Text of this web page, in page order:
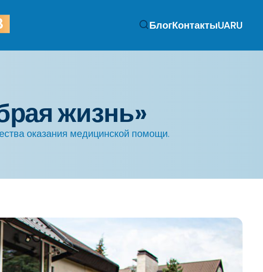
БлогКонтактыUARU
жизнь»
оказания медицинской помощи.